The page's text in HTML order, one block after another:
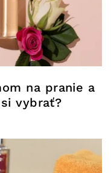
na pranie a
vybrať?